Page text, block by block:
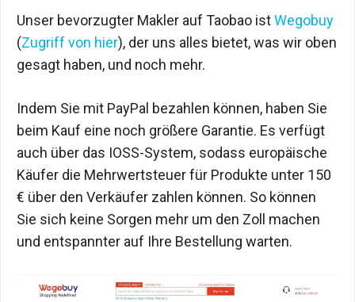
Unser bevorzugter Makler auf Taobao istWegobuy
(Zugriff von hier), der uns alles bietet, was wir oben
gesagt haben, und noch mehr.
Indem Sie mit PayPal bezahlen können, haben Sie
beim Kauf eine noch größere Garantie. Es verfügt
auch über das IOSS-System, sodass europäische
Käufer die Mehrwertsteuer für Produkte unter 150
€ über den Verkäufer zahlen können. So können
Sie sich keine Sorgen mehr um den Zoll machen
und entspannter auf Ihre Bestellung warten.